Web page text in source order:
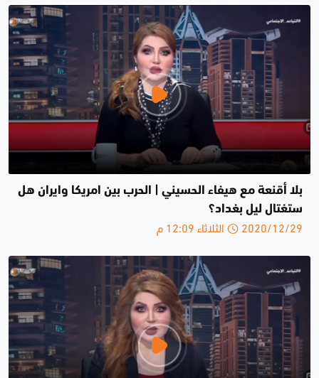
بلا أقنعة مع هيفاء الحسيني | الحرب بين امريكا وايران هل
ستغتال ليل بغداد؟
2020/12/29 الثلاثاء 12:09 م